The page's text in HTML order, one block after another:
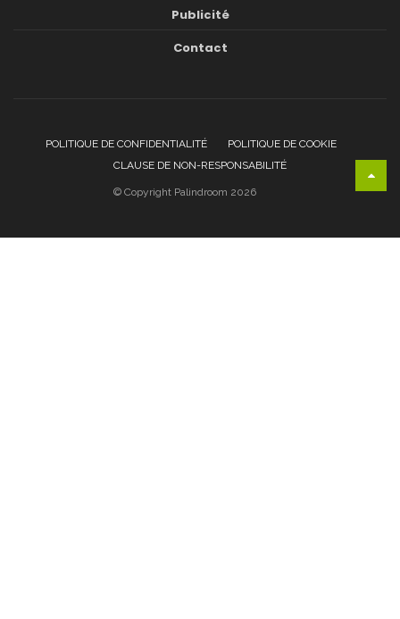
Publicité
Contact
POLITIQUE DE CONFIDENTIALITÉ
POLITIQUE DE COOKIE
CLAUSE DE NON-RESPONSABILITÉ
© Copyright Palindroom 2026